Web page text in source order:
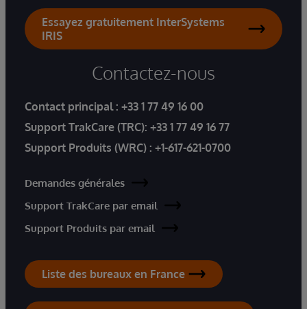
Essayez gratuitement InterSystems
IRIS
Contactez-nous
Contact principal : +33 1 77 49 16 00
Support TrakCare (TRC): +33 1 77 49 16 77
Support Produits (WRC) : +1-617-621-0700
Demandes générales
Support TrakCare par email
Support Produits par email
Liste des bureaux en France